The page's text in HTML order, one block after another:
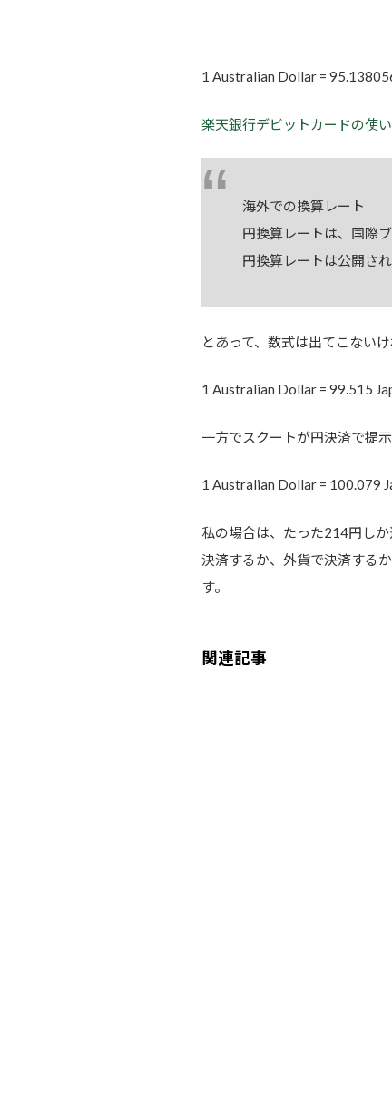
1 Australian Dollar =
楽天銀行デビットカードの使い
海外での換算レート
円換算レートは、国際
円換算レートは公開さ
とあって、数式は出てこない
1 Australian Dollar = 99.515
一方でスクートが円決済で提
1 Australian Dollar = 100.079
私の場合は、たった214円し
決済するか、外貨で決済する
す。
関連記事